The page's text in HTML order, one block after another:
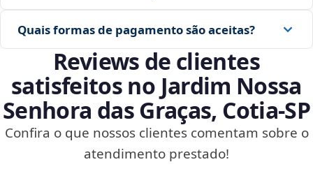
Quais formas de pagamento são aceitas?
Reviews de clientes
satisfeitos no Jardim Nossa
Senhora das Graças, Cotia‑SP
Confira o que nossos clientes comentam sobre o
atendimento prestado!